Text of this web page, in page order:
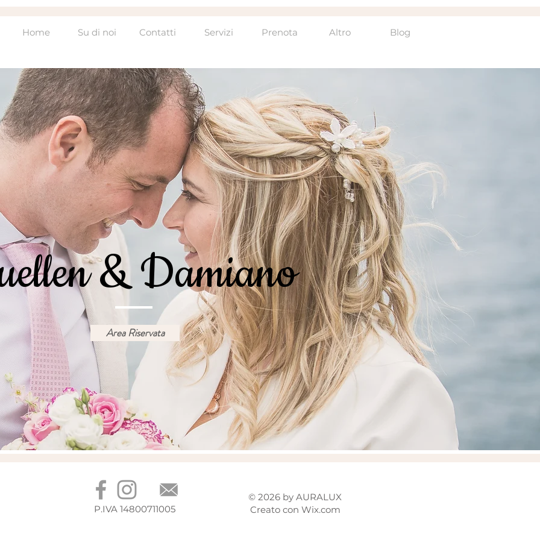
Home Su di noi Contatti Servizi Prenota Altro Blog
& Damiano
Area Riservata
P.IVA 14800711005
© 2026 by AURALUX
Creato con Wix.com